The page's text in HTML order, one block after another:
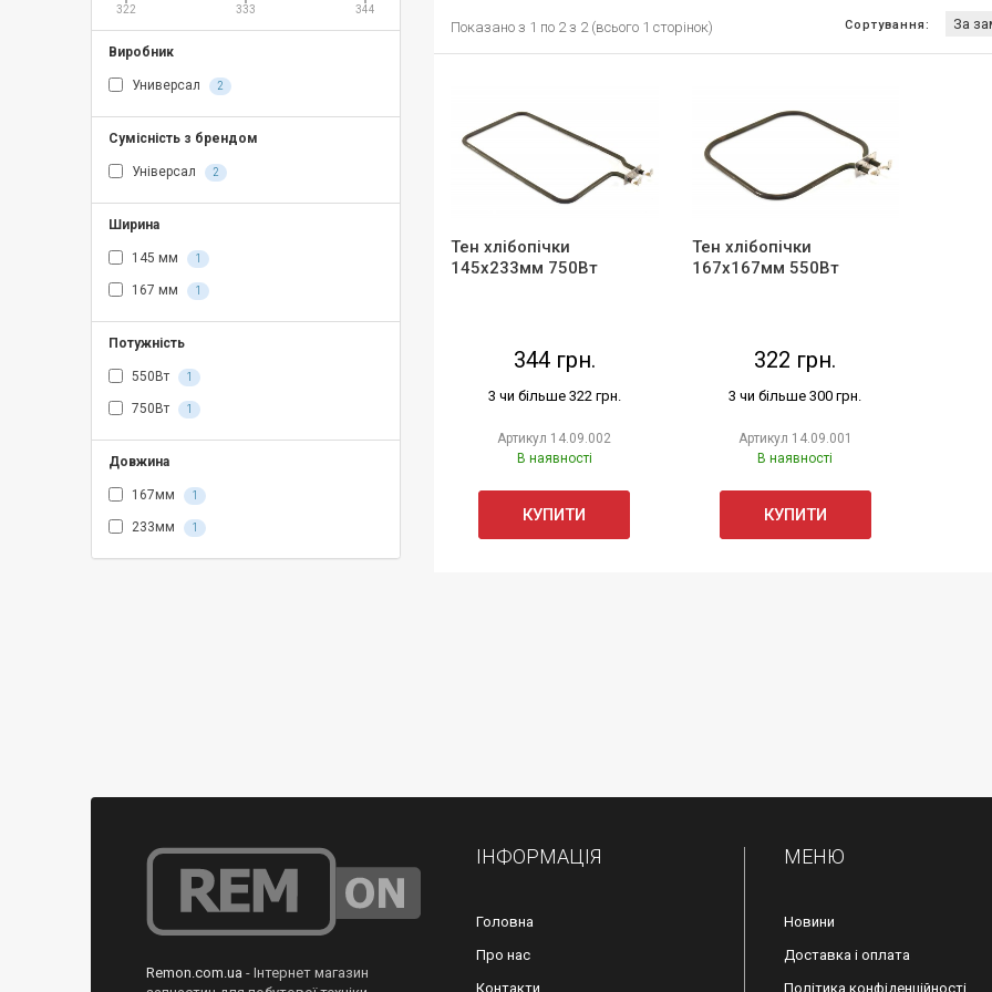
322 333 344
Виробник
Универсал 2
Сумісність з брендом
Універсал 2
Ширина
145 мм 1
167 мм 1
Потужність
550Вт 1
750Вт 1
Довжина
167мм 1
233мм 1
Показано з 1 по 2 з 2 (всього 1 сторінок) Сортування:
Тен хлібопічки
145х233мм 750Вт
344 грн.
3 чи більше 322 грн.
Артикул 14.09.002
В наявності
КУПИТИ
Тен хлібопічки
167х167мм 550Вт
322 грн.
3 чи більше 300 грн.
Артикул 14.09.001
В наявності
КУПИТИ
Remon.com.ua - Інтернет магазин
ІНФОРМАЦІЯ
Головна
Про нас
Контакти
МЕНЮ
Новини
Доставка і оплата
Політика конфіденційності